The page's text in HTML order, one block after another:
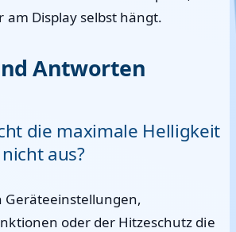
am Display selbst hängt.
Antworten
die maximale Helligkeit
aus?
Geräteeinstellungen,
oder der Hitzeschutz die